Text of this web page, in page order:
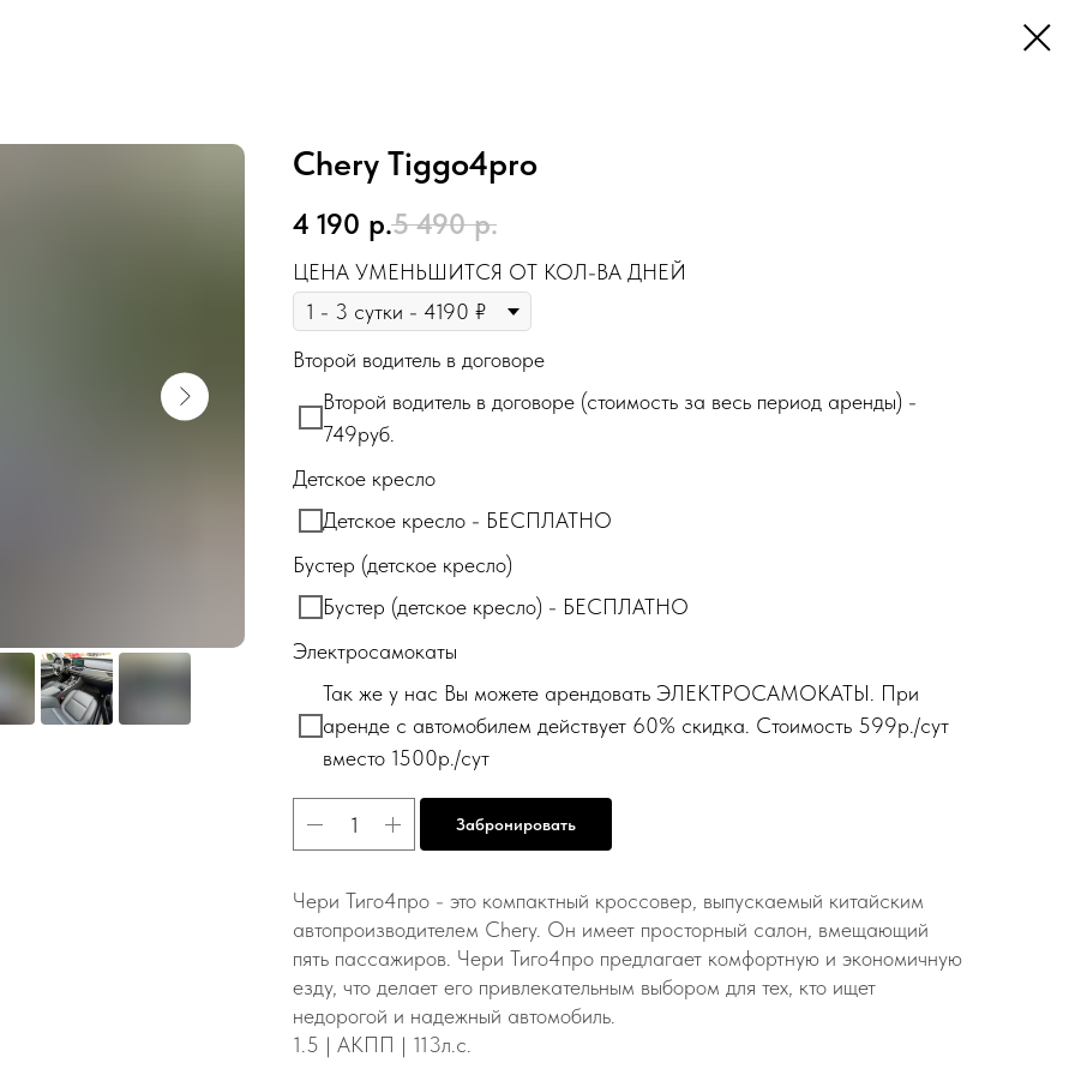
Chery Tiggo4pro
4 190 р.5 490 р.
ЦЕНА УМЕНЬШИТСЯ ОТ КОЛ-ВА ДНЕЙ
Второй водитель в договоре
Второй водитель в договоре (стоимость за весь период аренды) -
749руб.
Детское кресло
Детское кресло - БЕСПЛАТНО
Бустер (детское кресло)
Бустер (детское кресло) - БЕСПЛАТНО
Электросамокаты
Так же у нас Вы можете арендовать ЭЛЕКТРОСАМОКАТЫ. При
аренде с автомобилем действует 60% скидка. Стоимость 599р./сут
вместо 1500р./сут
Забронировать
Чери Тиго4про - это компактный кроссовер, выпускаемый китайским
автопроизводителем Chery. Он имеет просторный салон, вмещающий
пять пассажиров. Чери Тиго4про предлагает комфортную и экономичную
езду, что делает его привлекательным выбором для тех, кто ищет
недорогой и надежный автомобиль.
1.5 | АКПП | 113л.с.